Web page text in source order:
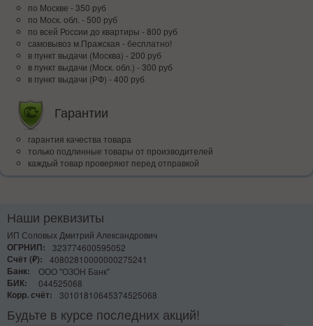
по Москве - 350 руб
по Моск. обл. - 500 руб
по всей Росcии до квартиры - 800 руб
самовывоз м.Пражская - бесплатно!
в пункт выдачи (Москва) - 200 руб
в пункт выдачи (Моск. обл.) - 300 руб
в пункт выдачи (РФ) - 400 руб
Гарантии
гарантия качества товара
только подлинные товары от производителей
каждый товар проверяют перед отправкой
Наши реквизиты
ИП Соловых Дмитрий Александрович
ОГРНИП:
323774600595052
Счёт (₽):
40802810000000275241
Банк:
ООО "ОЗОН Банк"
БИК:
044525068
Корр. счёт:
30101810645374525068
Будьте в курсе последних акций!